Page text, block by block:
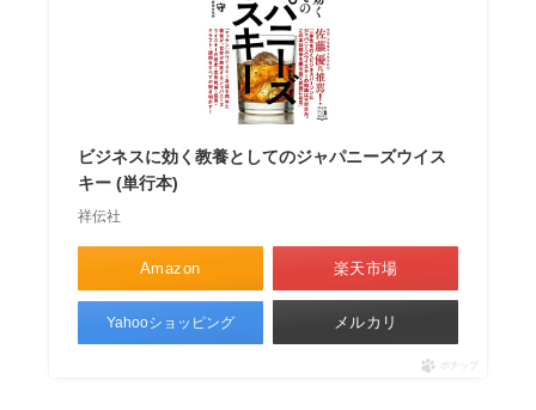
ビジネスに効く教養としてのジャパニーズウイス
キー (単行本)
祥伝社
Amazon 楽天市場
Yahooショッピング メルカリ
ポチップ